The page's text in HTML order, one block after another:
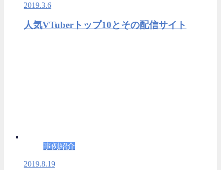
2019.3.6
人気VTuberトップ10とその配信サイト
事例紹介
2019.8.19